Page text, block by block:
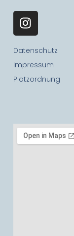
Datenschutz
Impressum
Platzordnung